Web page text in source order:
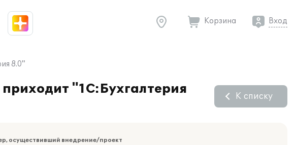
Корзина Вход
8.0"
"1С:Бухгалтерия
К списку
осуществивший внедрение/проект